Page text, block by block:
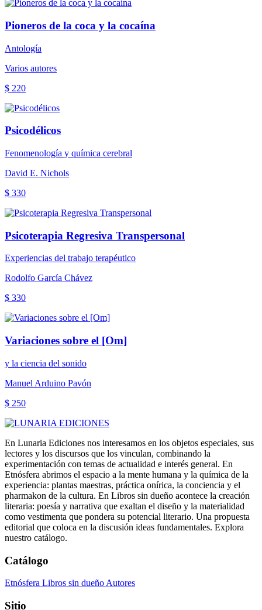
Pioneros de la coca y la cocaína
Antología
Varios autores
$ 220
Psicodélicos
Fenomenología y química cerebral
David E. Nichols
$ 330
Psicoterapia Regresiva Transpersonal
Experiencias del trabajo terapéutico
Rodolfo García Chávez
$ 330
Variaciones sobre el [Om]
y la ciencia del sonido
Manuel Arduino Pavón
$ 250
En Lunaria Ediciones nos interesamos en los objetos especiales, sus
lectores y los discursos que los vinculan, combinando la
experimentación con temas de actualidad e interés general. En
Etnósfera abrimos el espacio a la mente humana y la química de la
experiencia: plantas maestras, práctica onírica, la conciencia y el
pharmakon de la cultura. En Libros sin dueño acontece la creación
literaria: poesía y narrativa que exaltan el diseño y la materialidad
como vestimenta que pondera su potencial literario. Una propuesta
editorial que coloca en la discusión ideas fundamentales. Explora
nuestro catálogo.
Catálogo
Etnósfera Libros sin dueño Autores
Sitio